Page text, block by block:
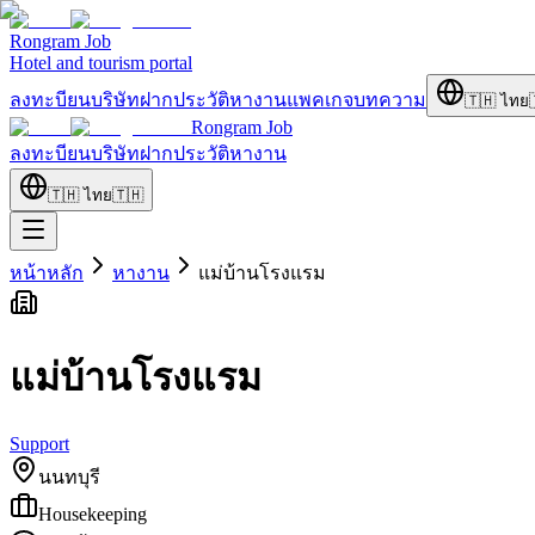
Rongram Job
Hotel and tourism portal
ลงทะบียนบริษัทฝากประวัติหางานแพคเกจบทความ 🇹🇭 ไทย
Rongram Job
ลงทะบียนบริษัทฝากประวัติหางาน
🇹🇭 ไทย🇹🇭
หน้าหลัก หางาน แม่บ้านโรงแรม
แม่บ้านโรงแรม
Support
นนทบุรี
Housekeeping